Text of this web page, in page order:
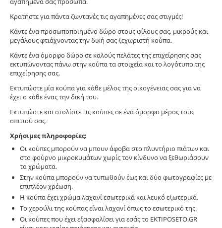
Κρατήστε για πάντα ζωντανές τις αγαπημένες σας στιγμές!
Κάντε ένα προσωποποιημένο δώρο στους φίλους σας, μικρούς και
μεγάλους φτιάχνοντας την δική σας ξεχωριστή κούπα.
Κάντε ένα όμορφο δώρο σε καλούς πελάτες της επιχείρησης σας
εκτυπώνοντας πάνω στην κούπα τα στοιχεία και το λογότυπο της
επιχείρησης σας.
Εκτυπώστε μία κούπα για κάθε μέλος της οικογένειας σας για να
έχει ο κάθε ένας την δική του.
Εκτυπώστε και στολίστε τις κούπες σε ένα όμορφο μέρος τους
σπιτιού σας.
Χρήσιμες πληροφορίες:
Οι κούπες μπορούν να μπουν άφοβα στο πλυντήριο πιάτων και
στο φούρνο μικροκυμάτων χωρίς τον κίνδυνο να ξεθωριάσουν
τα χρώματα.
Στην κούπα μπορούν να τυπωθούν έως και δύο φωτογραφίες με
επιπλέον χρέωση.
Η κούπα έχει χρώμα λαχανί εσωτερικά και λευκό εξωτερικά.
Το χερούλι της κούπας είναι λαχανί όπως το εσωτερικό της.
Οι κούπες που έχει εξασφαλίσει για εσάς το EKTIPOSETO.GR